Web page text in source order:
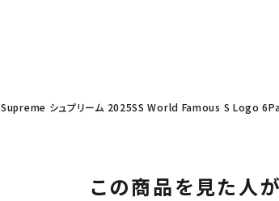
Supreme シュプリーム 2025SS World Famous S Logo
この商品を見た人